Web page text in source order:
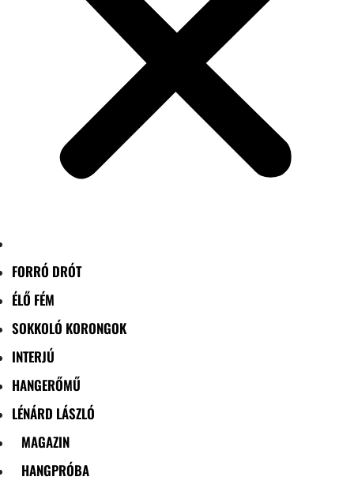
FORRÓ DRÓT
ÉLŐ FÉM
SOKKOLÓ KORONGOK
INTERJÚ
HANGERŐMŰ
LÉNÁRD LÁSZLÓ
MAGAZIN
HANGPRÓBA